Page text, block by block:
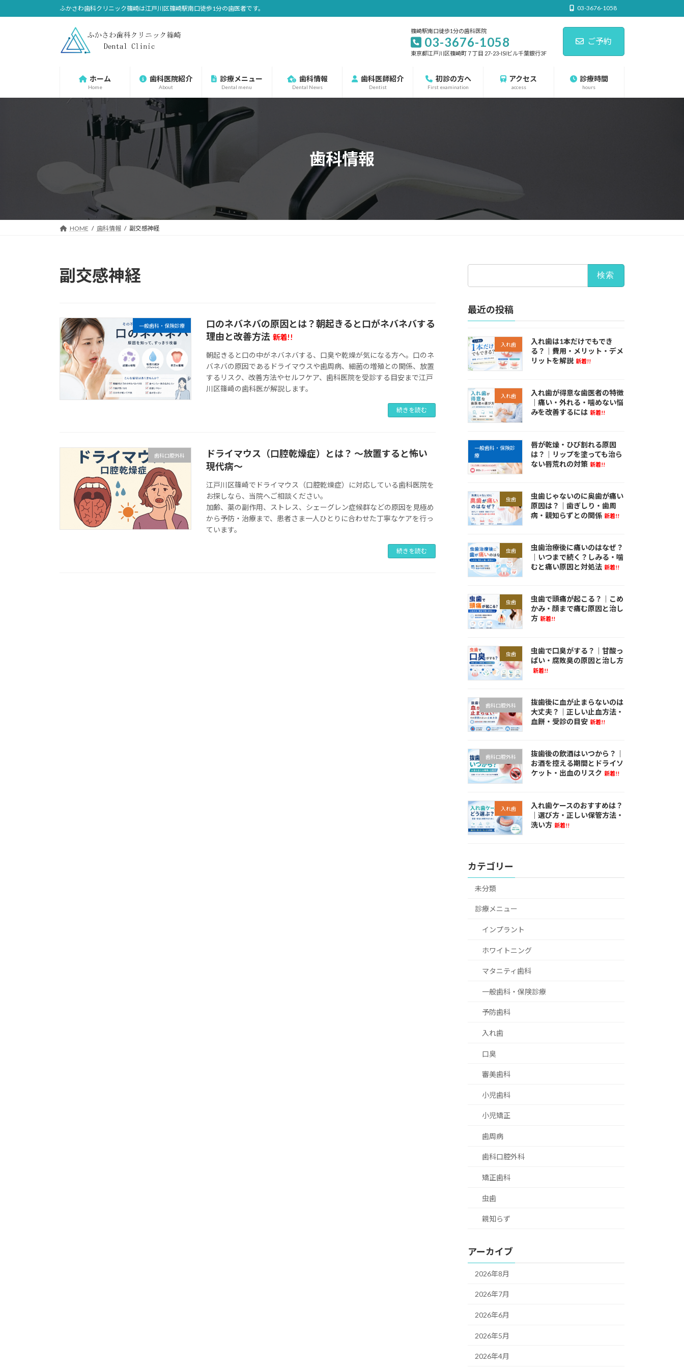
ン
ビ
ふかさわ歯科クリニック篠崎は江戸川区篠崎駅南口徒歩1分の歯医者です。 03-3676-1058
篠崎駅南口徒歩1分の歯科医院
03-3676-1058
東京都江戸川区篠崎町７丁目 27-23-ISIビル千葉銀行3F
ご予約
ホーム
Home
歯科医院紹介
About
診療メニュー
Dental menu
歯科情報
Dental News
歯科医師紹介
Dentist
初診の方へ
First examination
アクセス
access
診療時間
hours
歯科情報
HOME 歯科情報 副交感神経
副交感神経
一般歯科・保険診療
口のネバネバの原因とは？朝起きると口がネバネバする
理由と改善方法 新着!!
朝起きると口の中がネバネバする、口臭や乾燥が気になる方へ。口のネ
バネバの原因であるドライマウスや歯周病、細菌の増殖との関係、放置
するリスク、改善方法やセルフケア、歯科医院を受診する目安まで江戸
川区篠崎の歯科医が解説します。
続きを読む
歯科口腔外科
ドライマウス（口腔乾燥症）とは？ 〜放置すると怖い
現代病〜
江戸川区篠崎でドライマウス（口腔乾燥症）に対応している歯科医院を
お探しなら、当院へご相談ください。
加齢、薬の副作用、ストレス、シェーグレン症候群などの原因を見極め
から予防・治療まで、患者さま一人ひとりに合わせた丁寧なケアを行っ
ています。
続きを読む
最近の投稿
入れ歯
入れ歯は1本だけでもでき
る？｜費用・メリット・デメ
リットを解説 新着!!
入れ歯
入れ歯が得意な歯医者の特徴
｜痛い・外れる・噛めない悩
みを改善するには 新着!!
一般歯科・保険診
療
唇が乾燥・ひび割れる原因
は？｜リップを塗っても治ら
ない唇荒れの対策 新着!!
虫歯
虫歯じゃないのに奥歯が痛い
原因は？｜歯ぎしり・歯周
病・親知らずとの関係 新着!!
虫歯
虫歯治療後に痛いのはなぜ？
｜いつまで続く？しみる・噛
むと痛い原因と対処法 新着!!
虫歯
虫歯で頭痛が起こる？｜こめ
かみ・顔まで痛む原因と治し
方 新着!!
虫歯
虫歯で口臭がする？｜甘酸っ
ぱい・腐敗臭の原因と治し方
新着!!
歯科口腔外科
抜歯後に血が止まらないのは
大丈夫？｜正しい止血方法・
血餅・受診の目安 新着!!
歯科口腔外科
抜歯後の飲酒はいつから？｜
お酒を控える期間とドライソ
ケット・出血のリスク 新着!!
入れ歯
入れ歯ケースのおすすめは？
｜選び方・正しい保管方法・
洗い方 新着!!
カテゴリー
未分類
診療メニュー
インプラント
ホワイトニング
マタニティ歯科
一般歯科・保険診療
予防歯科
入れ歯
口臭
審美歯科
小児歯科
小児矯正
歯周病
歯科口腔外科
矯正歯科
虫歯
親知らず
アーカイブ
2026年8月
2026年7月
2026年6月
2026年5月
2026年4月